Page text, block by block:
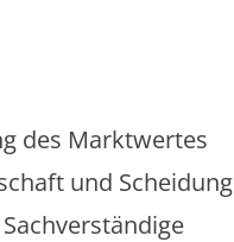
des Marktwertes
und Scheidung